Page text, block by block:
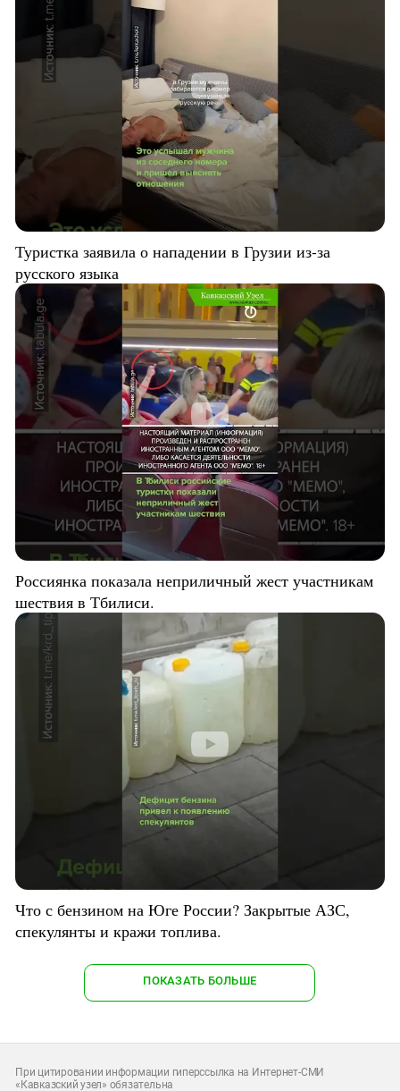
Туристка заявила о нападении в Грузии из-за
русского языка
Россиянка показала неприличный жест участникам
шествия в Тбилиси.
Что с бензином на Юге России? Закрытые АЗС,
спекулянты и кражи топлива.
ПОКАЗАТЬ БОЛЬШЕ
При цитировании информации гиперссылка на Интернет-СМИ
«Кавказский узел» обязательна